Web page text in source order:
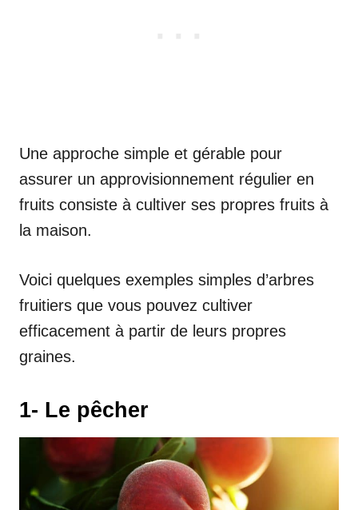
Une approche simple et gérable pour
assurer un approvisionnement régulier en
fruits consiste à cultiver ses propres fruits à
la maison.
Voici quelques exemples simples d’arbres
fruitiers que vous pouvez cultiver
efficacement à partir de leurs propres
graines.
1- Le pêcher